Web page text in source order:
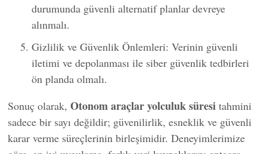
durumunda güvenli alternatif planlar devreye
alınmalı.
Gizlilik ve Güvenlik Önlemleri: Verinin güvenli
iletimi ve depolanması ile siber güvenlik tedbirleri
ön planda olmalı.
Sonuç olarak,Otonom araçlar yolculuk süresi tahmini
sadece bir sayı değildir; güvenilirlik, esneklik ve güvenli
karar verme süreçlerinin birleşimidir. Deneyimlerimize